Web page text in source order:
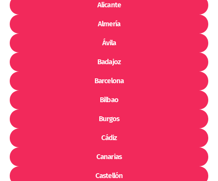
Alicante
Almería
Ávila
Badajoz
Barcelona
Bilbao
Burgos
Cádiz
Canarias
Castellón